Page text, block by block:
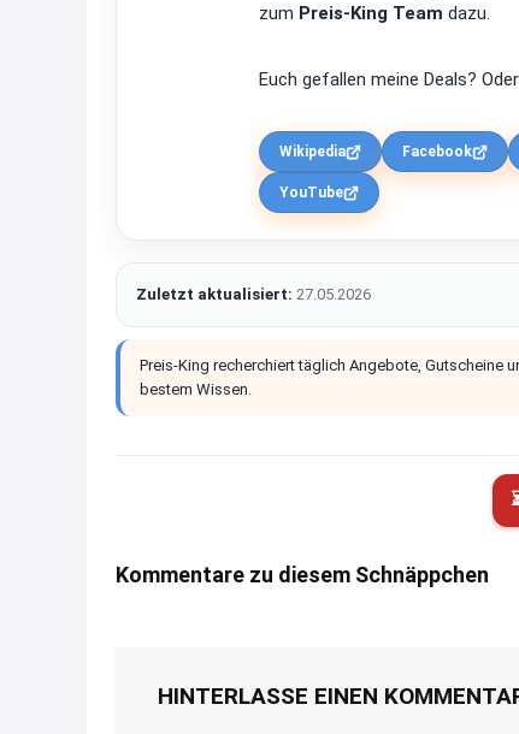
zum Preis-King Team dazu.
Euch gefallen meine Deals?
Wikipedia Facebook
YouTube
Zuletzt aktualisiert: 27.05.2026
Preis-King recherchiert täglich Angebote, Gutscheine
bestem Wissen.
Kommentare zu diesem Schnäppchen
HINTERLASSE EINEN